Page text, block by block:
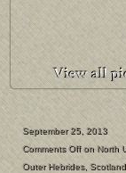
September 25, 2013
Comments Offon North
Outer Hebrides,Scotland